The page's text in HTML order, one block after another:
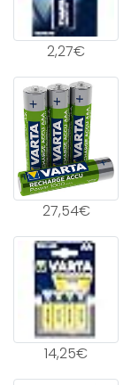
2,27€
27,54€
14,25€